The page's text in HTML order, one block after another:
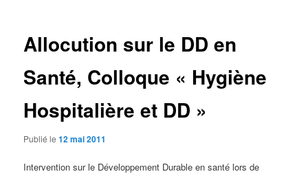
Allocution sur le DD en
Santé, Colloque « Hygiène
Hospitalière et DD »
Publié le12 mai 2011
Intervention sur le Développement Durable en santé lors de